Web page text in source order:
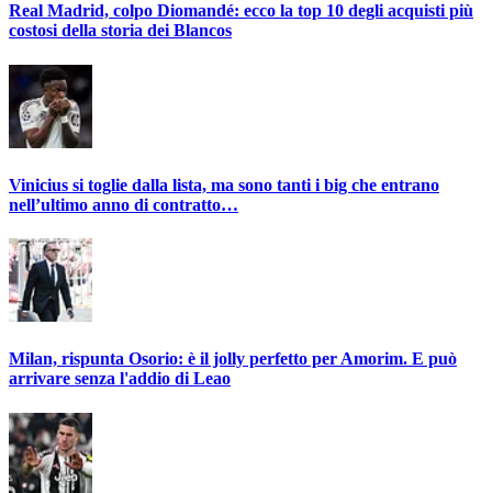
Real Madrid, colpo Diomandé: ecco la top 10 degli acquisti più
costosi della storia dei Blancos
Vinicius si toglie dalla lista, ma sono tanti i big che entrano
nell’ultimo anno di contratto…
Milan, rispunta Osorio: è il jolly perfetto per Amorim. E può
arrivare senza l'addio di Leao